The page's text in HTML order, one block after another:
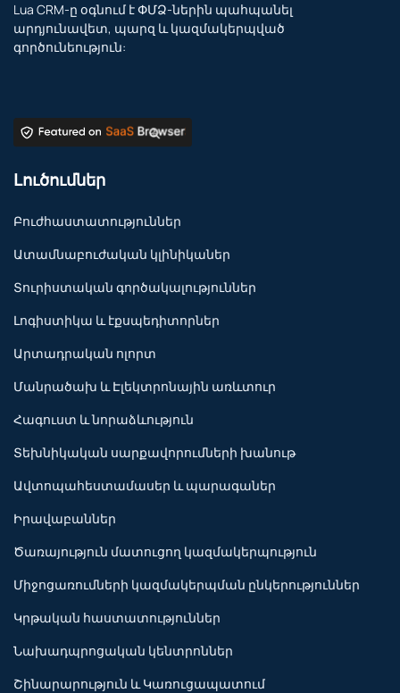
Lua CRM-ը օգնում է ՓՄՁ-ներին պահպանել
արդյունավետ, պարզ և կազմակերպված
գործունեություն:
Լուծումներ
Բուժհաստատություններ
Ատամնաբուժական կլինիկաներ
Տուրիստական գործակալություններ
Լոգիստիկա և էքսպեդիտորներ
Արտադրական ոլորտ
Մանրածախ և Էլեկտրոնային առևտուր
Հագուստ և նորաձևություն
Տեխնիկական սարքավորումների խանութ
Ավտոպահեստամասեր և պարագաներ
Իրավաբաններ
Ծառայություն մատուցող կազմակերպություն
Միջոցառումների կազմակերպման ընկերություններ
Կրթական հաստատություններ
Նախադպրոցական կենտրոններ
Շինարարություն և Կառուցապատում